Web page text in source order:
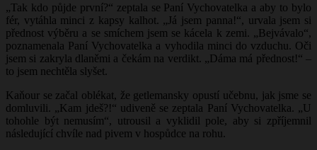
„Tak kdo půjde první?“ zeptala se Paní Vychovatelka a aby to bylo
fér, vytáhla minci z kapsy kalhot. „Já jsem panna!“, urvala jsem si
přednost výběru a se smíchem jsem se kácela k zemi. „Bejvávalo“,
poznamenala Paní Vychovatelka a vyhodila minci do vzduchu. Oči
jsem si zakryla dlaněmi a čekám na verdikt. „Dáma má přednost!“ –
to jsem nechtěla slyšet.
Kaňour se začal oblékat, že getlemansky opustí učebnu, jak jsme se
domluvili. „Kam jdeš?!“ udiveně se zeptala Paní Vychovatelka. „U
tohohle být nemusím“, utrousil a vyklidil pole, aby si zpříjemnil
následující chvíle nad pivem v hospůdce na rohu.